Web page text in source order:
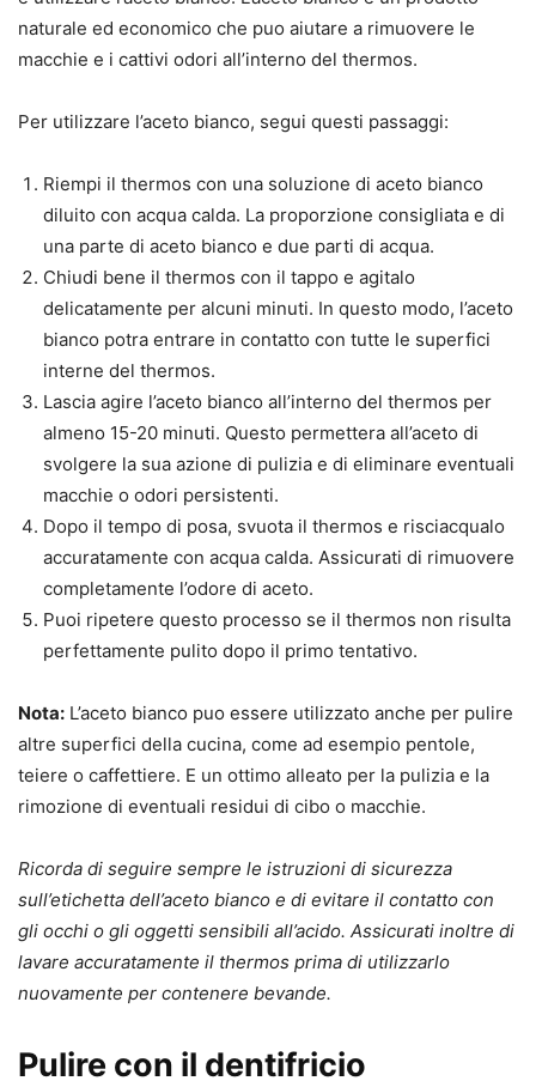
naturale ed economico che puo aiutare a rimuovere le
macchie e i cattivi odori all’interno del thermos.
Per utilizzare l’aceto bianco, segui questi passaggi:
Riempi il thermos con una soluzione di aceto bianco
diluito con acqua calda. La proporzione consigliata e di
una parte di aceto bianco e due parti di acqua.
Chiudi bene il thermos con il tappo e agitalo
delicatamente per alcuni minuti. In questo modo, l’aceto
bianco potra entrare in contatto con tutte le superfici
interne del thermos.
Lascia agire l’aceto bianco all’interno del thermos per
almeno 15-20 minuti. Questo permettera all’aceto di
svolgere la sua azione di pulizia e di eliminare eventuali
macchie o odori persistenti.
Dopo il tempo di posa, svuota il thermos e risciacqualo
accuratamente con acqua calda. Assicurati di rimuovere
completamente l’odore di aceto.
Puoi ripetere questo processo se il thermos non risulta
perfettamente pulito dopo il primo tentativo.
Nota: L’aceto bianco puo essere utilizzato anche per pulire
altre superfici della cucina, come ad esempio pentole,
teiere o caffettiere. E un ottimo alleato per la pulizia e la
rimozione di eventuali residui di cibo o macchie.
Ricorda di seguire sempre le istruzioni di sicurezza
sull’etichetta dell’aceto bianco e di evitare il contatto con
gli occhi o gli oggetti sensibili all’acido. Assicurati inoltre di
lavare accuratamente il thermos prima di utilizzarlo
nuovamente per contenere bevande.
Pulire con il dentifricio